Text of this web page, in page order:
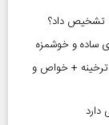
تشخیص داد؟
ساده و خوشمزه
ترخینه + خواص و
دارد